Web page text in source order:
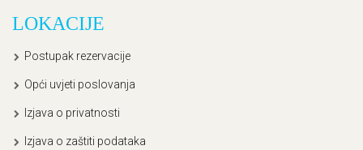
LOKACIJE
Postupak rezervacije
Opći uvjeti poslovanja
Izjava o privatnosti
Izjava o zaštiti podataka